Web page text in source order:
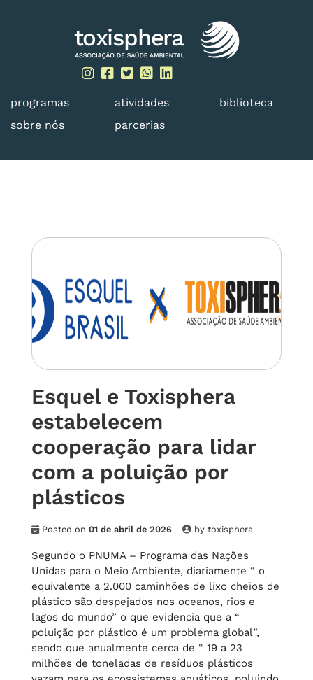
programas atividades
biblioteca
sobre nós
parcerias
Esquel e Toxisphera
estabelecem
cooperação para lidar
com a poluição por
plásticos
Posted on 01 de abril de 2026 by toxisphera
Segundo o PNUMA – Programa das Nações
Unidas para o Meio Ambiente, diariamente “ o
equivalente a 2.000 caminhões de lixo cheios de
plástico são despejados nos oceanos, rios e
lagos do mundo” o que evidencia que a “
poluição por plástico é um problema global”,
sendo que anualmente cerca de “ 19 a 23
milhões de toneladas de resíduos plásticos